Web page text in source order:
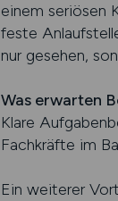
einem seriösen
feste
nur gesehen,
Was erwarten
Klare
Fachkräfte im
Ein weiterer